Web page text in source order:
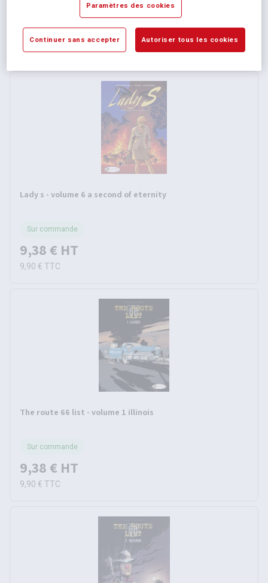
13,18 €HT
13,91 €
Lady s - volume 6 a second of eternity
Sur commande
9,38 € HT
9,90 € TTC
The route 66 list - volume 1 illinois
Sur commande
9,38 € HT
9,90 € TTC
Paramètres des cookies
Continuer sans accepter Autoriser tous les cookies